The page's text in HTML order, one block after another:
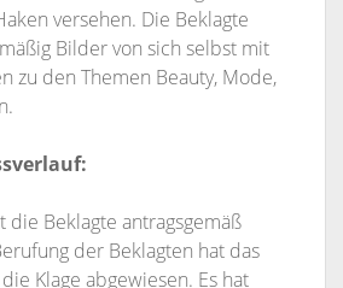
versehen. Die Beklagte
Bilder von sich selbst mit
zu den Themen Beauty, Mode,
die Beklagte antragsgemäß
der Beklagten hat das
Klage abgewiesen. Es hat